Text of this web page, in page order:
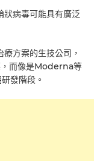
病毒可能具有廣泛
方案的生技公司，
而像是Moderna等
發階段。